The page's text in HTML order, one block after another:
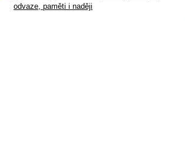
odvaze, paměti i naději